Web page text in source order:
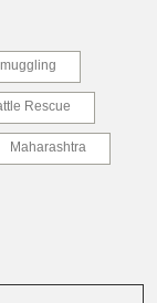
Rescue
Maharashtra